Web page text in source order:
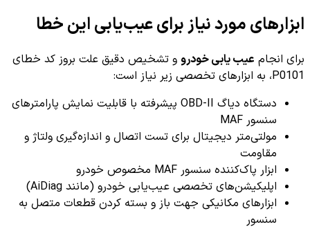
ابزارهای مورد نیاز برای عیب‌یابی این خطا
برای انجام عیب یابی خودرو و تشخیص دقیق علت بروز کد خطای
P0101، به ابزارهای تخصصی زیر نیاز است:
دستگاه دیاگ OBD-II پیشرفته با قابلیت نمایش پارامترهای
سنسور MAF
مولتی‌متر دیجیتال برای تست اتصال و اندازه‌گیری ولتاژ و
مقاومت
ابزار پاک‌کننده سنسور MAF مخصوص خودرو
اپلیکیشن‌های تخصصی عیب‌یابی خودرو (مانند AiDiag)
ابزارهای مکانیکی جهت باز و بسته کردن قطعات متصل به
سنسور